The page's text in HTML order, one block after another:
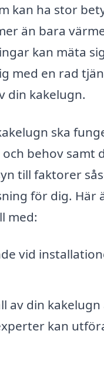
kan ha stor
än bara
kan mäta
med en rad
din kakelugn.
ska
behov samt
till faktorer
för dig. Här
med:
vid
av din
kan